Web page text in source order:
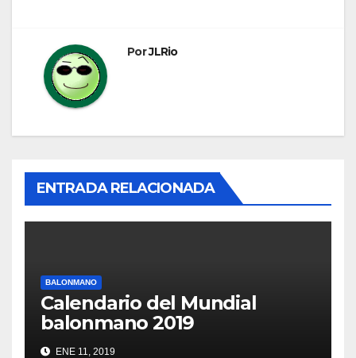
PorJLRio
ENTRADA RELACIONADA
BALONMANO
Calendario del Mundial
balonmano 2019
ENE 11, 2019